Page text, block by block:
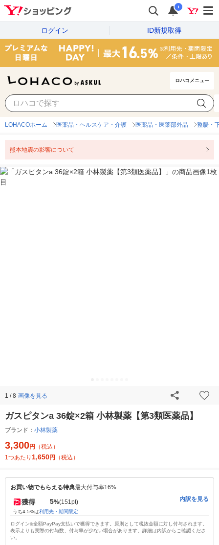
i
ログイン ID新規取得
ロハコメニュー
LOHACOホーム 医薬品・ヘルスケア・介護 医薬品・医薬部外品 整腸・
熊本地震の影響について
1 / 8 画像を見る
ガスピタンa 36錠×2箱 小林製薬【第3類医薬品】
ブランド： 小林製薬
3,300円
（税込）
1つあたり 1,650円 （税込）
お買い物でもらえる特典最大付与率16%
獲得 5%(151pt)
うち4.5%は利用先・期間限定
内訳を見る
ログイン&全額PayPay支払いで獲得できます。原則として税抜金額に対し付与されます。
表示よりも実際の付与数、付与率が少ない場合があります。詳細は内訳からご確認くださ
い。